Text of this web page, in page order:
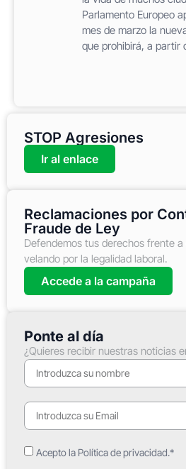
Parlamento Europeo
mes de marzo la
que prohibirá, a partir
STOP Agresiones
Ir al enlace
Reclamaciones por
Fraude de Ley
Defendemos tus derechos frente
velando por la legalidad laboral.
Accede a la campaña
Ponte al día
¿Quieres recibir nuestras noticias
Acepto la Política de privacidad.*